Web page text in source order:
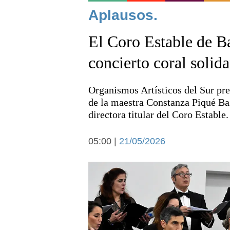
Noticias
Deportes
Arte y cultura
Economía y campo
Aplausos.
El Coro Estable de
concierto coral
Organismos Artísticos del Sur
de la maestra Constanza Piqué
directora titular del Coro Estable.
05:00 | 21/05/2026